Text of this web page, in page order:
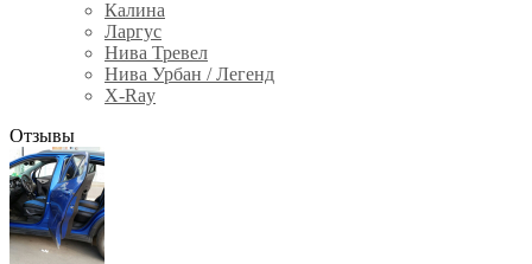
Калина
Ларгус
Нива Тревел
Нива Урбан / Легенд
X-Ray
Отзывы